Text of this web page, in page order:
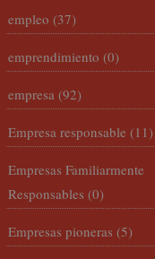
empleo (37)
emprendimiento (0)
empresa (92)
Empresa responsable (11)
Empresas Familiarmente
Responsables (0)
Empresas pioneras (5)